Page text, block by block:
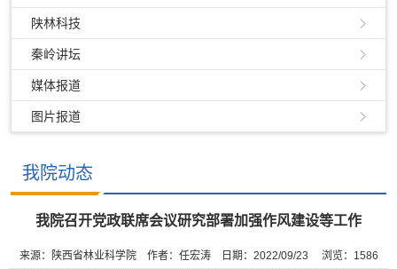
陕林科技
秦岭讲坛
媒体报道
图片报道
我院动态
我院召开党政联席会议研究部署加强作风建设等工作
来源：陕西省林业科学院 作者：任宏涛 日期：2022/09/23 浏览： 1586